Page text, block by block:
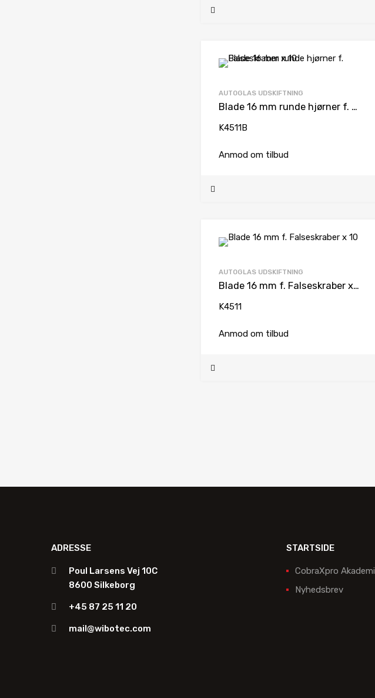
AUTOGLAS UDSKIFTNING
Blade 16 mm runde hjørner f. Falseskraber x 10
K4511B
Anmod om tilbud
AUTOGLAS UDSKIFTNING
Blade 16 mm f. Falseskraber x 10
K4511
Anmod om tilbud
ADRESSE
Poul Larsens Vej 10C
8600 Silkeborg
+45 87 25 11 20
mail@wibotec.com
STARTSIDE
CobraXpro Akademi
Nyhedsbrev